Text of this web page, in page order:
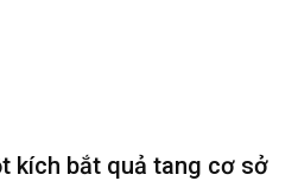
kích bắt quả tang cơ sở